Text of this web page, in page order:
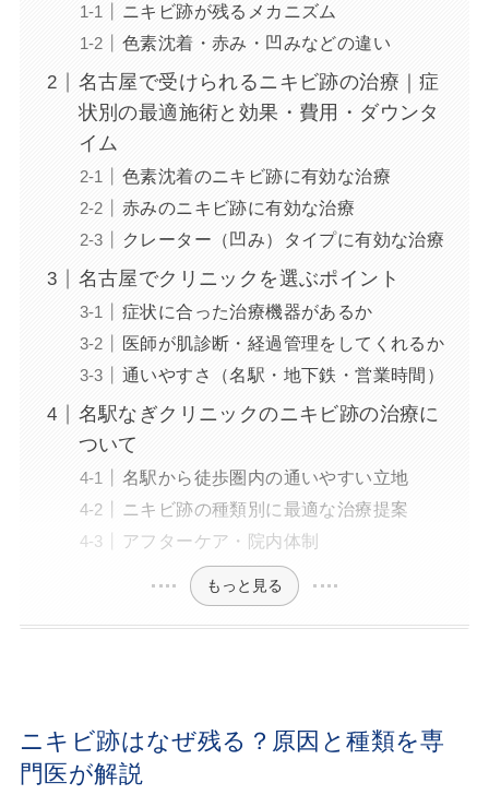
ニキビ跡が残るメカニズム
色素沈着・赤み・凹みなどの違い
名古屋で受けられるニキビ跡の治療｜症
状別の最適施術と効果・費用・ダウンタ
イム
色素沈着のニキビ跡に有効な治療
赤みのニキビ跡に有効な治療
クレーター（凹み）タイプに有効な治療
名古屋でクリニックを選ぶポイント
症状に合った治療機器があるか
医師が肌診断・経過管理をしてくれるか
通いやすさ（名駅・地下鉄・営業時間）
名駅なぎクリニックのニキビ跡の治療に
ついて
名駅から徒歩圏内の通いやすい立地
ニキビ跡の種類別に最適な治療提案
アフターケア・院内体制
もっと見る
ニキビ跡はなぜ残る？原因と種類を専
門医が解説